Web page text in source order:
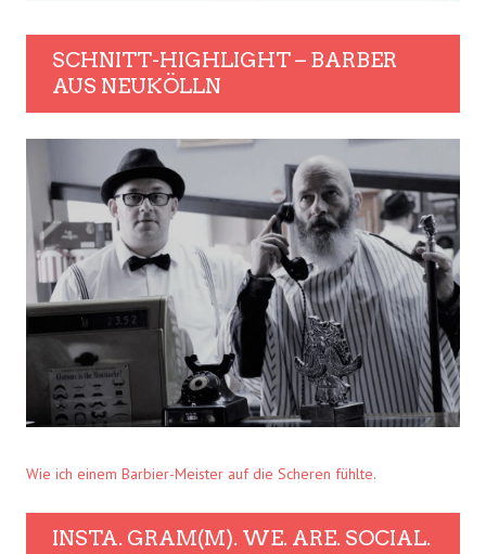
SCHNITT-HIGHLIGHT – BARBER
AUS NEUKÖLLN
Wie ich einem Barbier-Meister auf die Scheren fühlte.
INSTA. GRAM(M). WE. ARE. SOCIAL.